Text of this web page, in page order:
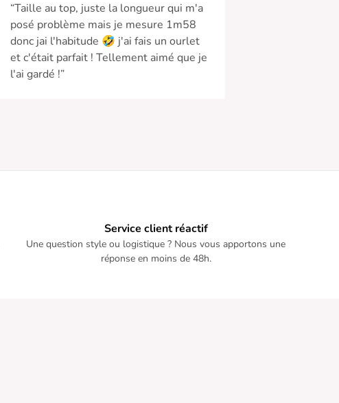
“Taille au top, juste la longueur qui m'a
posé problème mais je mesure 1m58
donc jai l'habitude 🤣 j'ai fais un ourlet
et c'était parfait ! Tellement aimé que je
l'ai gardé !”
Service client réactif
Une question style ou logistique ? Nous vous apportons une
réponse en moins de 48h.